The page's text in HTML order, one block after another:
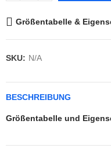
Größentabelle &
SKU: N/A
BESCHREIBUNG
Größentabelle und